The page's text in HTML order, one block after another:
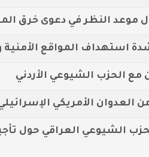
موعد النظر في دعوى خرق
استهداف المواقع الأمنية
الحزب الشيوعي الأردني
الأمريكي
الشيوعي العراقي حول